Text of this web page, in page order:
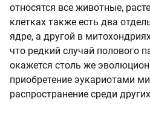
относятся все животные,
клетках также есть два
ядре, а другой в
что редкий случай полового
окажется столь же
приобретение эукариотами
распространение среди